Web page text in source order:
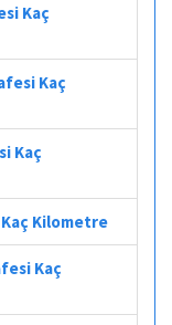
Kaç
Kaç
Kaç
Kaç Kilometre
Kaç